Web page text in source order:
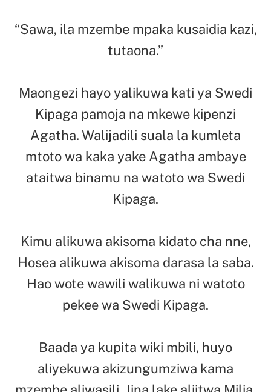
“Sawa, ila mzembe mpaka kusaidia kazi,
tutaona.”
Maongezi hayo yalikuwa kati ya Swedi
Kipaga pamoja na mkewe kipenzi
Agatha. Walijadili suala la kumleta
mtoto wa kaka yake Agatha ambaye
ataitwa binamu na watoto wa Swedi
Kipaga.
Kimu alikuwa akisoma kidato cha nne,
Hosea alikuwa akisoma darasa la saba.
Hao wote wawili walikuwa ni watoto
pekee wa Swedi Kipaga.
Baada ya kupita wiki mbili, huyo
aliyekuwa akizungumziwa kama